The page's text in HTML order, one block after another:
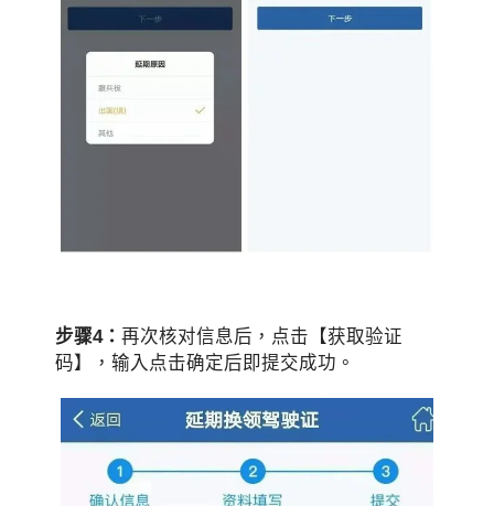
步骤4：再次核对信息后，点击【获取验证
码】，输入点击确定后即提交成功。